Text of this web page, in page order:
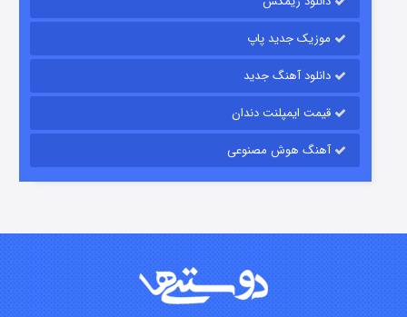
موزیک جدید پاپ
دانلود آهنگ جدید
قیمت ایمپلنت دندان
آهنگ هوش مصنوعی